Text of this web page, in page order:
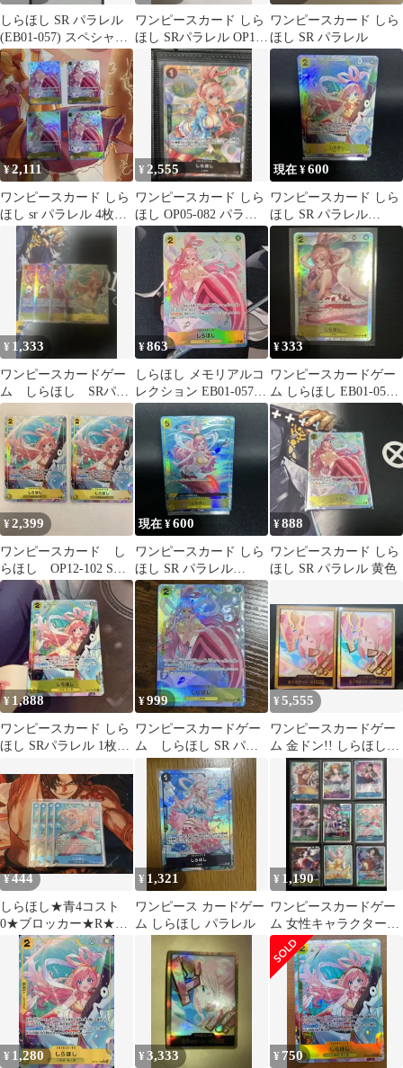
しらほし SR パラレル
(EB01-057) スペシャル
カード
ワンピースカード しら
ほし SRパラレル OP12-
102
ワンピースカード しら
ほし SR パラレル
¥2,111
ワンピースカード しら
ほし sr パラレル 4枚セ
ット
¥ 2,555
ワンピースカード しら
ほし OP05-082 パラレ
ル
現在 ¥600
ワンピースカード しら
ほし SR パラレル
OP12-102
¥ 1,333
ワンピースカードゲー
ム しらほし SRパラ
レル
¥863
しらほし メモリアルコ
レクション EB01-057
SR パラレル
¥333
ワンピースカードゲー
ム しらほし EB01-057
SR
¥2,399
ワンピースカード し
らほし OP12-102 SR
パラレル 2枚セット
現在 ¥600
ワンピースカード しら
ほし SR パラレル
OP03-116
¥888
ワンピースカード しら
ほし SR パラレル 黄色
¥ 1,888
ワンピースカード しら
ほし SRパラレル 1枚
¥999
ワンピースカードゲー
ム しらほし SR パラ
レル EB01-057
¥5,555
ワンピースカードゲー
ム 金ドン!! しらほし
スーパーパラレルドン
¥444
しらほし★青4コスト
0★ブロッカー★R★ワ
ンピースカード★蒼海
の七傑
¥ 1,321
ワンピース カードゲー
ム しらほし パラレル
¥ 1,190
ワンピースカードゲー
ム 女性キャラクターカ
ード 9枚セット
¥ 1,280 ¥3,333 ¥ 750